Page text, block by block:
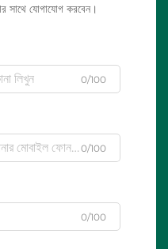
সাথে যোগাযোগ করবেন।
0/100
0/100
0/100